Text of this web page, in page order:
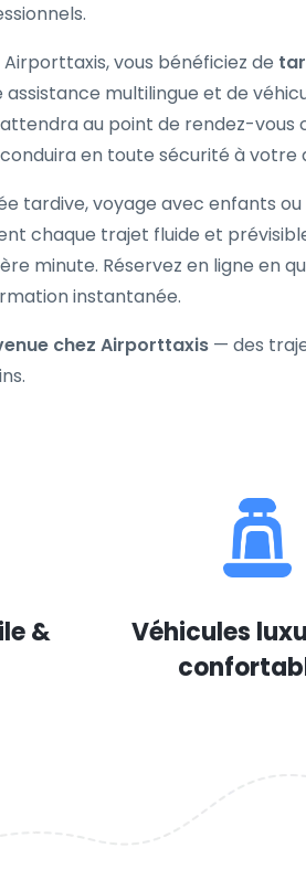
vous bénéficiez de
assistance multilingue et de
au point de rendez-vous
en toute sécurité à votre
tardive, voyage avec enfants
chaque trajet fluide et
minute. Réservez en ligne en
instantanée.
chez Airporttaxis — des
&
Véhicules